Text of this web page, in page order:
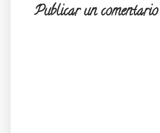
Publicar un comentario